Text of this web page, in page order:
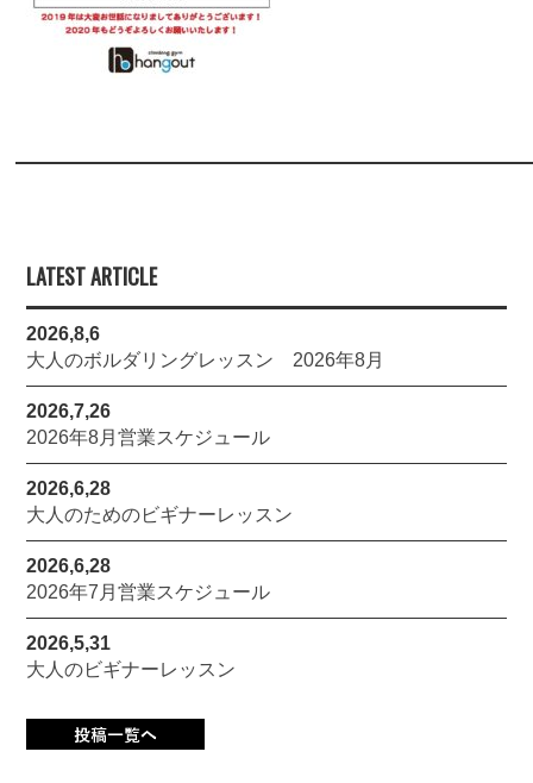
LATEST ARTICLE
2026,8,6
大人のボルダリングレッスン 2026年8月
2026,7,26
2026年8月営業スケジュール
2026,6,28
大人のためのビギナーレッスン
2026,6,28
2026年7月営業スケジュール
2026,5,31
大人のビギナーレッスン